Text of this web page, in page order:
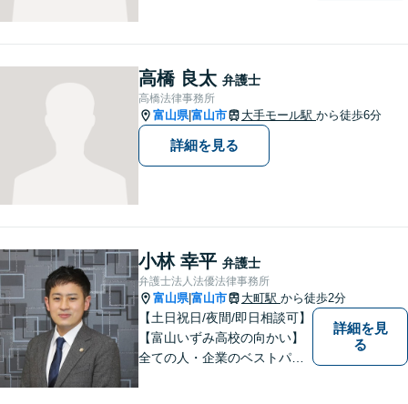
す。お悩みになる前に、ご相
談ください。【24Hメール受
付】
高橋 良太 弁護士
高橋法律事務所
富山県|富山市 大手モール駅 から徒歩6分
詳細を見る
小林 幸平 弁護士
弁護士法人法優法律事務所
富山県|富山市 大町駅 から徒歩2分
【土日祝日/夜間/即日相談可】
【富山いずみ高校の向かい】
全ての人・企業のベストパー
詳細を見
る